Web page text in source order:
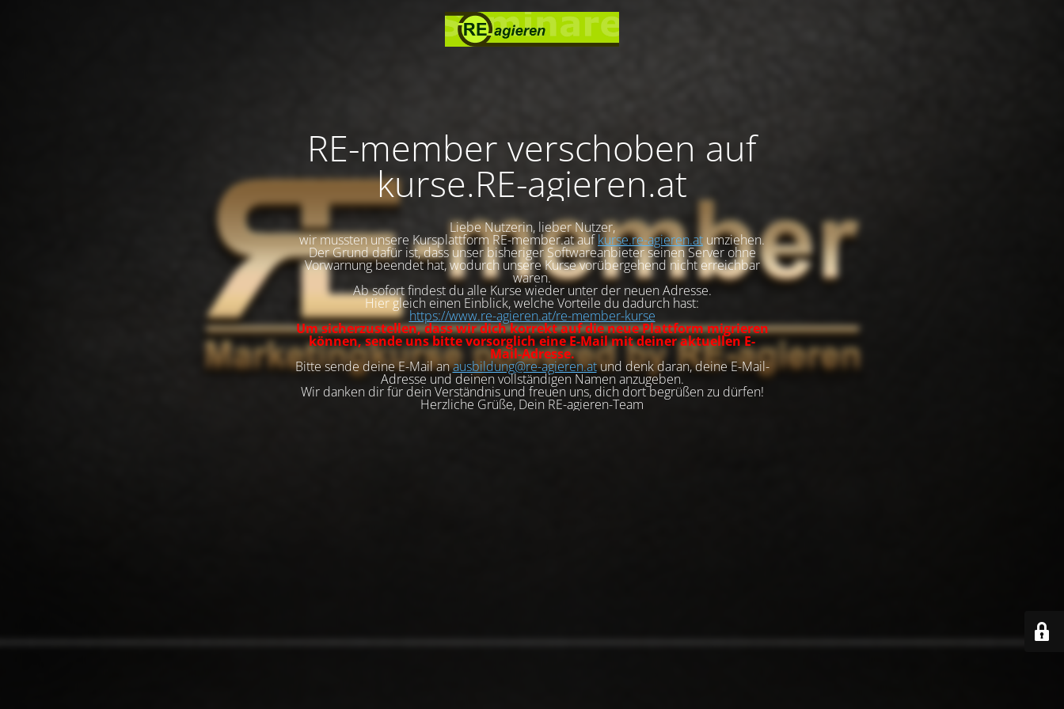
RE-member verschoben auf
kurse.RE-agieren.at
Liebe Nutzerin, lieber Nutzer,
wir mussten unsere Kursplattform RE-member.at aufkurse.re-agieren.at umziehen.
Der Grund dafür ist, dass unser bisheriger Softwareanbieter seinen Server ohne
Vorwarnung beendet hat, wodurch unsere Kurse vorübergehend nicht erreichbar
waren.
Ab sofort findest du alle Kurse wieder unter der neuen Adresse.
Hier gleich einen Einblick, welche Vorteile du dadurch hast:
https://www.re-agieren.at/re-member-kurse
Um sicherzustellen, dass wir dich korrekt auf die neue Plattform migrieren
können, sende uns bitte vorsorglich eine E-Mail mit deiner aktuellen E-
Mail-Adresse.
Bitte sende deine E-Mail anausbildung@re-agieren.atund denk daran, deine E-Mail-
Adresse und deinen vollständigen Namen anzugeben.
Wir danken dir für dein Verständnis und freuen uns, dich dort begrüßen zu dürfen!
Herzliche Grüße, Dein RE-agieren-Team